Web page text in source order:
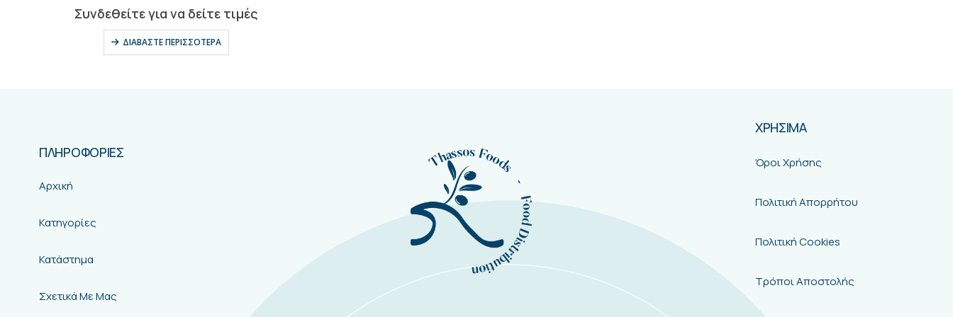
Συνδεθείτε για να δείτε τιμές
ΔΙΑΒΆΣΤΕ ΠΕΡΙΣΣΌΤΕΡΑ
ΠΛΗΡΟΦΟΡΙΕΣ
Αρχική
Κατηγορίες
Κατάστημα
Σχετικά Με Μας
ΧΡΗΣΙΜΑ
Όροι Χρήσης
Πολιτική Απορρήτου
Πολιτική Cookies
Τρόποι Αποστολής